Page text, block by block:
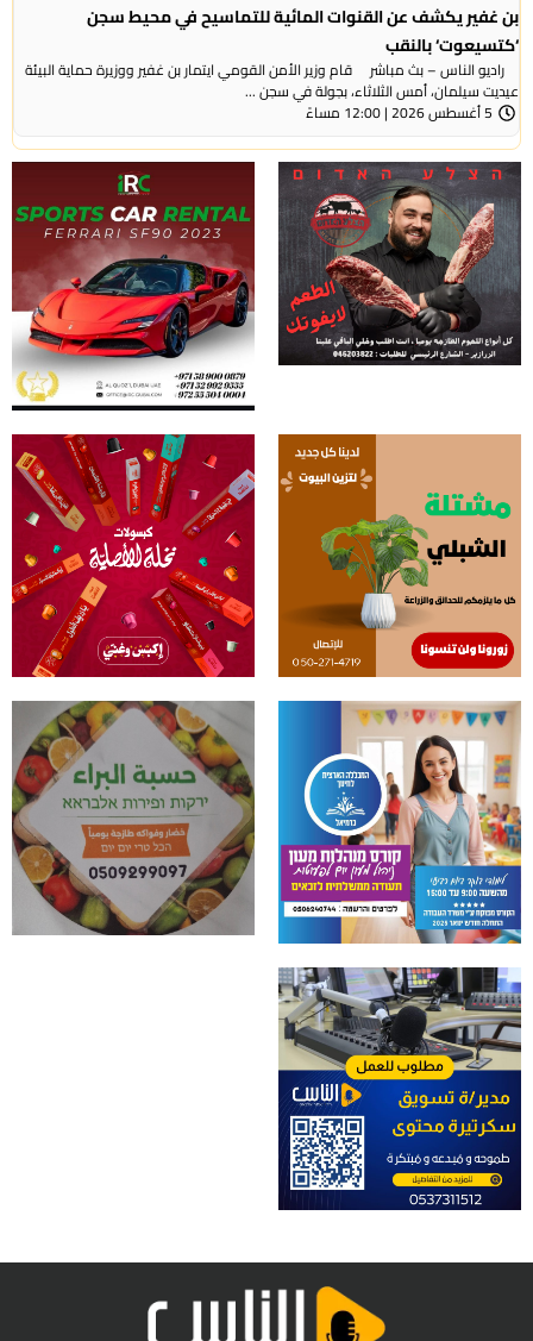
بن غفير يكشف عن القنوات المائية للتماسيح في محيط سجن
‘كتسيعوت‘ بالنقب
راديو الناس – بث مباشر قام وزير الأمن القومي ايتمار بن غفير ووزيرة حماية البيئة
عيديت سيلمان، أمس الثلاثاء، بجولة في سجن ...
5 أغسطس 2026 | 12:00 مساءً